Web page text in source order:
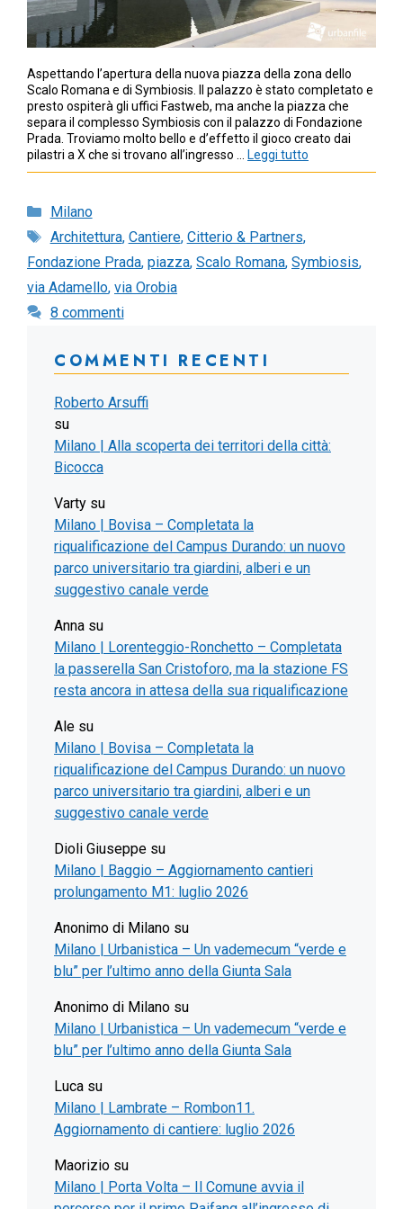
Aspettando l’apertura della nuova piazza della zona dello
Scalo Romana e di Symbiosis. Il palazzo è stato completato e
presto ospiterà gli uffici Fastweb, ma anche la piazza che
separa il complesso Symbiosis con il palazzo di Fondazione
Prada. Troviamo molto bello e d’effetto il gioco creato dai
pilastri a X che si trovano all’ingresso …
Leggi tutto
Categorie
Milano
Tag
Architettura, Cantiere, Citterio & Partners,
Fondazione Prada, piazza, Scalo Romana, Symbiosis,
via Adamello, via Orobia
8 commenti
COMMENTI RECENTI
Roberto Arsuffi
su
Milano | Alla scoperta dei territori della città:
Bicocca
Varty su
Milano | Bovisa – Completata la
riqualificazione del Campus Durando: un nuovo
parco universitario tra giardini, alberi e un
suggestivo canale verde
Anna su
Milano | Lorenteggio-Ronchetto – Completata
la passerella San Cristoforo, ma la stazione FS
resta ancora in attesa della sua riqualificazione
Ale su
Milano | Bovisa – Completata la
riqualificazione del Campus Durando: un nuovo
parco universitario tra giardini, alberi e un
suggestivo canale verde
Dioli Giuseppe su
Milano | Baggio – Aggiornamento cantieri
prolungamento M1: luglio 2026
Anonimo di Milano su
Milano | Urbanistica – Un vademecum “verde e
blu” per l’ultimo anno della Giunta Sala
Anonimo di Milano su
Milano | Urbanistica – Un vademecum “verde e
blu” per l’ultimo anno della Giunta Sala
Luca su
Milano | Lambrate – Rombon11.
Aggiornamento di cantiere: luglio 2026
Maorizio su
Milano | Porta Volta – Il Comune avvia il